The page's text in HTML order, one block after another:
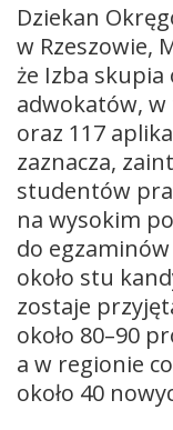
Dziekan
w Rzeszowie,
że Izba skupia
adwokatów, w
oraz 117
zaznacza,
studentów
na wysokim
do
około stu
zostaje
około 80–90
a w regionie
około 40